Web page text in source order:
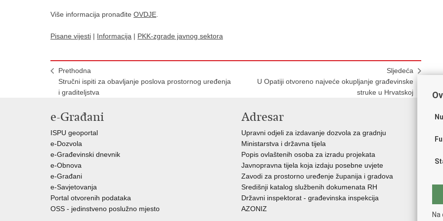
Više informacija pronađite OVDJE
Pisane vijesti | Informacija | PKK-zgrade javnog sektora
Prethodna
Stručni ispiti za obavljanje poslova prostornog uređenja
i graditeljstva
Sljedeća
U Opatiji otvoreno najveće okupljanje građevinske
struke u Hrvatskoj
e-Građani
ISPU geoportal
e-Dozvola
e-Građevinski dnevnik
e-Obnova
e-Građani
e-Savjetovanja
Portal otvorenih podataka
OSS - jedinstveno poslužno mjesto
Adresar
Upravni odjeli za izdavanje dozvola za gradnju
Ministarstva i državna tijela
Popis ovlaštenih osoba za izradu projekata
Javnopravna tijela koja izdaju posebne uvjete
Zavodi za prostorno uređenje županija i gradova
Središnji katalog službenih dokumenata RH
Državni inspektorat - građevinska inspekcija
AZONIZ